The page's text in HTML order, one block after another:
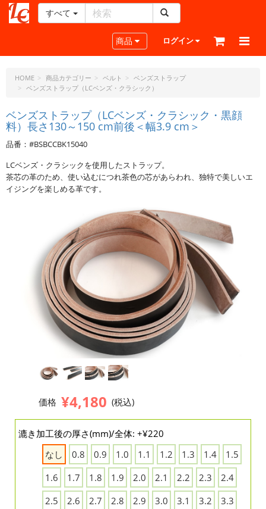
ー
ラ
フ
ド
ッ
ト・
ェ
ー
ピ
すべて
Toggle navigation
商品 ログイン
HOME 商品カテゴリー ベルト
ベンズストラップ
ベンズストラップ（LCベンズ・クラシック）
ベンズストラップ（LCベンズ・クラシック・黒顔
料）長さ130～150 cm前後＜幅3.9 cm＞
品番：#BSBCCBK15040
LCベンズ・クラシックを使用したストラップ。
茶芯の革のため、使い込むにつれ茶色の芯があらわれ、独特で美しいエ
イジングを楽しめる革です。
価格 ¥4,180 (税込)
漉き加工後の厚さ(mm)/全体: +¥220
なし
0.8 0.9 1.0 1.1 1.2 1.3 1.4
1.5
1.6
1.7 1.8 1.9 2.0 2.1 2.2 2.3
2.4
2.5
2.6 2.7 2.8 2.9 3.0 3.1 3.2
3.3